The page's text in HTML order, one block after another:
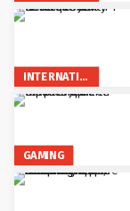
INTERNATIONAL
GAMING